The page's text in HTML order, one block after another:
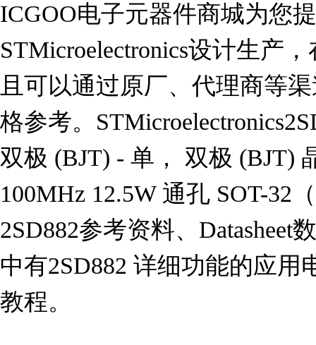
ICGOO电子元器件商城为您
STMicroelectronics设计生产
且可以通过原厂、代理商等
格参考。
双极 (BJT) - 单， 双极 (BJT)
100MHz 12.5W 通孔 SOT-32
2SD882参考资料、Datasheet
中有2SD882 详细功能的应
教程。